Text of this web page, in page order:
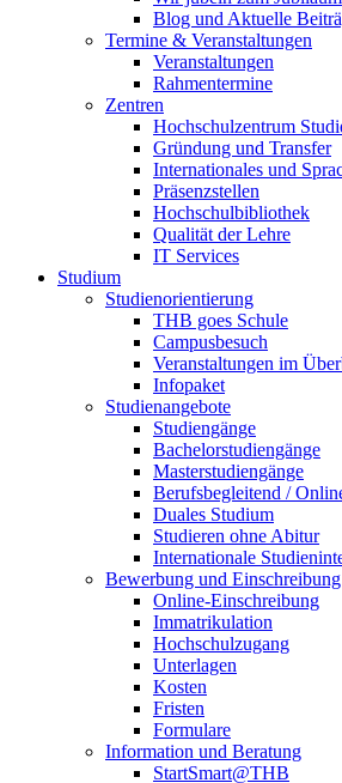
Blog und Aktuelle
Termine & Veranstaltungen
Veranstaltungen
Rahmentermine
Zentren
Hochschulzentrum
Gründung und Transfer
Internationales und
Präsenzstellen
Hochschulbibliothek
Qualität der Lehre
IT Services
Studium
Studienorientierung
THB goes Schule
Campusbesuch
Veranstaltungen im
Infopaket
Studienangebote
Studiengänge
Bachelorstudiengänge
Masterstudiengänge
Berufsbegleitend /
Duales Studium
Studieren ohne Abitur
Internationale
Bewerbung und Einschreibung
Online-Einschreibung
Immatrikulation
Hochschulzugang
Unterlagen
Kosten
Fristen
Formulare
Information und Beratung
StartSmart@THB